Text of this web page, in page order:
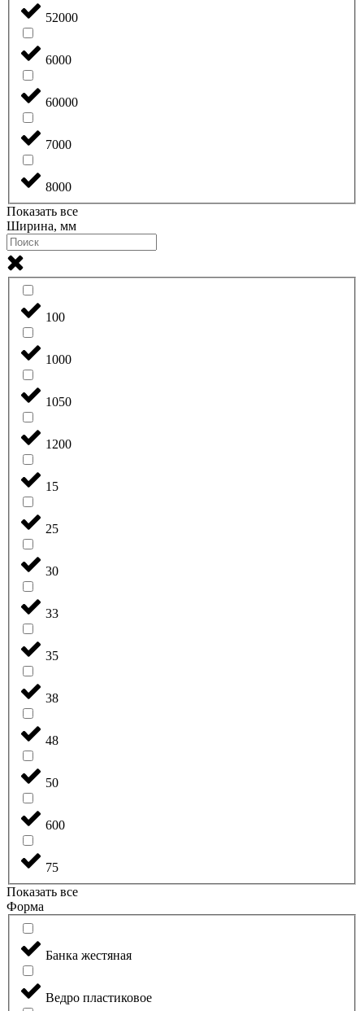
52000
6000
60000
7000
8000
Показать все
Ширина, мм
100
1000
1050
1200
15
25
30
33
35
38
48
50
600
75
Показать все
Форма
Банка жестяная
Ведро пластиковое